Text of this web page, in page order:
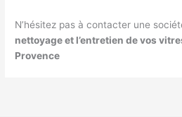
N’hésitez pas à contacter une
nettoyage et l’entretien de vos
Provence